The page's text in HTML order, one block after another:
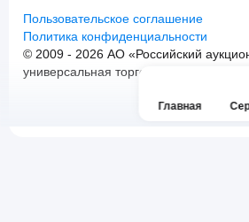
Главная
Пользовательское соглашение
Политика конфиденциальности
© 2009 - 2026 АО «Российский
универсальная торговая площадка.